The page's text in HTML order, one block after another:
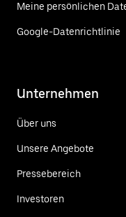
Meine persönlichen
Google-Datenrichtlinie
Unternehmen
Über uns
Unsere Angebote
Pressebereich
Investoren